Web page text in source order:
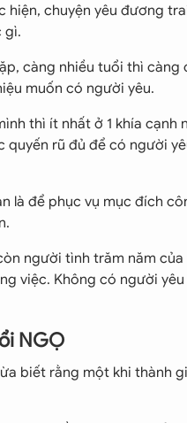
chuyện yêu đương
gì.
càng nhiều tuổi thì càng
muốn có người yêu.
thì ít nhất ở 1 khía
rũ đủ để có người
là để phục vụ mục đích
người tình trăm năm
việc. Không có người
NGỌ
biết rằng một khi thành